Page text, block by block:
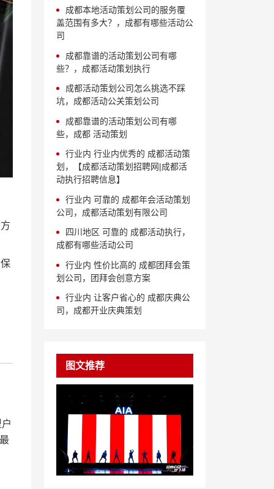
成都本地活动策划公司的服务覆
盖范围有多大？，成都有哪些活动公
司
成都靠谱的活动策划公司有哪
些？，成都活动策划执行
成都活动策划公司怎么挑选不踩
坑，成都活动公关策划公司
成都靠谱的活动策划公司有哪
些，成都 活动策划
行业内 行业内优秀的 成都活动策
划，【成都活动策划招聘网|成都活
动执行招聘信息】
行业内 可靠的 成都年会活动策划
公司，成都活动策划有限公司
四川地区 可靠的 成都活动执行，
成都有哪些活动公司
行业内 性价比高的 成都团拜会策
划公司，团拜会创意方案
行业内 让客户省心的 成都庆典公
司，成都开业庆典策划
图文推荐